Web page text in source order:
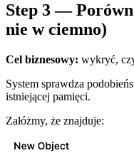
Step 3 —
nie w ciemno)
Cel biznesowy: wykryć,
System sprawdza
istniejącej pamięci.
Załóżmy, że znajduje: